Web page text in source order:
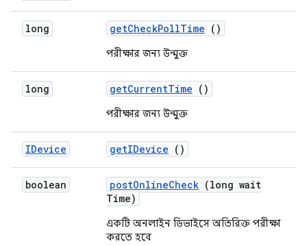
long getCheckPollTime ()
পরীক্ষার জন্য উন্মুক্ত
long getCurrentTime ()
পরীক্ষার জন্য উন্মুক্ত
IDevice getIDevice ()
boolean postOnlineCheck (long wait
Time)
একটি অনলাইন ডিভাইসে অতিরিক্ত পরীক্ষা
করতে হবে